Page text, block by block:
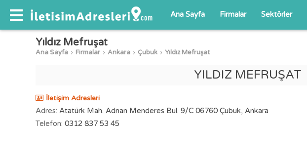
Ana Sayfa Firmalar Sektörler
Yıldız Mefruşat
Ana Sayfa Firmalar Ankara Çubuk Yıldız Mefruşat
YILDIZ MEFRUŞAT
İletişim Adresleri
Adres: Atatürk Mah. Adnan Menderes Bul. 9/C 06760 Çubuk, Ankara
Telefon: 0312 837 53 45